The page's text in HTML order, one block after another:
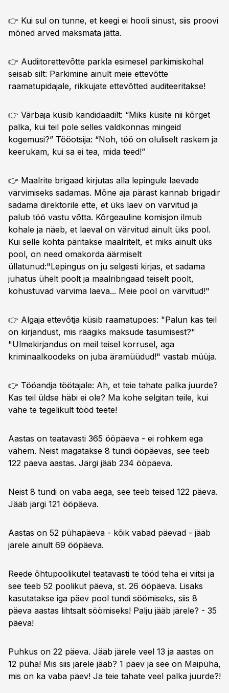
👉 Kui sul on tunne, et keegi ei hooli sinust, siis proovi
mõned arved maksmata jätta.
👉 Audiitorettevõtte parkla esimesel parkimiskohal
seisab silt: Parkimine ainult meie ettevõtte
raamatupidajale, rikkujate ettevõtted auditeeritakse!
👉 Värbaja küsib kandidaadilt: “Miks küsite nii kõrget
palka, kui teil pole selles valdkonnas mingeid
kogemusi?” Tööotsija: “Noh, töö on oluliselt raskem ja
keerukam, kui sa ei tea, mida teed!”
👉 Maalrite brigaad kirjutas alla lepingule laevade
värvimiseks sadamas. Mõne aja pärast kannab brigadir
sadama direktorile ette, et üks laev on värvitud ja
palub töö vastu võtta. Kõrgeauline komisjon ilmub
kohale ja näeb, et laeval on värvitud ainult üks pool.
Kui selle kohta päritakse maalritelt, et miks ainult üks
pool, on need omakorda äärmiselt
üllatunud:"Lepingus on ju selgesti kirjas, et sadama
juhatus ühelt poolt ja maalribrigaad teiselt poolt,
kohustuvad värvima laeva... Meie pool on värvitud!"
👉 Algaja ettevõtja küsib raamatupoes: "Palun kas teil
on kirjandust, mis räägiks maksude tasumisest?"
"Ulmekirjandus on meil teisel korrusel, aga
kriminaalkoodeks on juba äramüüdud!" vastab müüja.
👉 Tööandja töötajale: Ah, et teie tahate palka juurde?
Kas teil üldse häbi ei ole? Ma kohe selgitan teile, kui
vähe te tegelikult tööd teete!
Aastas on teatavasti 365 ööpäeva - ei rohkem ega
vähem. Neist magatakse 8 tundi ööpäevas, see teeb
122 päeva aastas. Järgi jääb 234 ööpäeva.
Neist 8 tundi on vaba aega, see teeb teised 122 päeva.
Jääb järgi 121 ööpäeva.
Aastas on 52 pühapäeva - kõik vabad päevad - jääb
järele ainult 69 ööpäeva.
Reede õhtupoolikutel teatavasti te tööd teha ei viitsi ja
see teeb 52 poolikut päeva, st. 26 ööpäeva. Lisaks
kasutatakse iga päev pool tundi söömiseks, siis 8
päeva aastas lihtsalt söömiseks! Palju jääb järele? - 35
päeva!
Puhkus on 22 päeva. Jääb järele veel 13 ja aastas on
12 püha! Mis siis järele jääb? 1 päev ja see on Maipüha,
mis on ka vaba päev! Ja teie tahate veel palka juurde?!